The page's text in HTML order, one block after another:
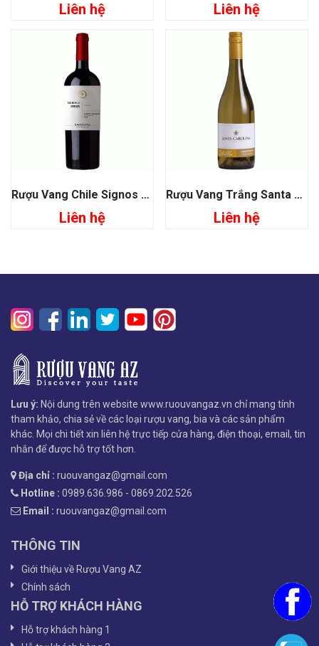
Liên hệ Liên hệ
Rượu Vang Chile Signos De Origen Cabernet Sauvignon
Liên hệ
Rượu Vang Trắng Santa Carolina Estrellas Chardonnay
Liên hệ
Lưu ý: Nội dung trên website www.ruouvangaz.vn chỉ mang tính
tham khảo, chia sẻ về các loại rượu vang, bia và các sản phẩm
khác. Mọi chi tiết xin liên hệ trực tiếp cửa hàng, điện thoại, email, tin
nhắn để được hỗ trợ tốt hơn.
Địa chỉ : ruouvangaz@gmail.com
Hotline : 0989.636.986 - 0869.202.526
Email : ruouvangaz@gmail.com
THÔNG TIN
Giới thiệu về Rượu Vang AZ
Chính sách
HỖ TRỢ KHÁCH HÀNG
Hỗ trợ khách hàng 1